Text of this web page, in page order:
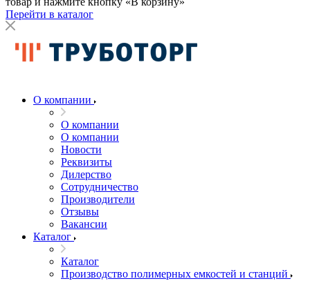
Перейти в каталог
О компании
О компании
О компании
Новости
Реквизиты
Дилерство
Сотрудничество
Производители
Отзывы
Вакансии
Каталог
Каталог
Производство полимерных емкостей и станций